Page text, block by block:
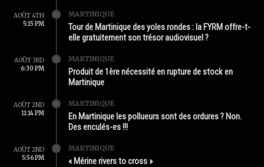
AOÛT 4TH
5:15 PM
MARTINIQUE
Tour de Martinique des yoles rondes : la FYRM offre-t-
elle gratuitement son trésor audiovisuel ?
AOÛT 3RD
6:30 PM
MARTINIQUE
Produit de 1ère nécessité en rupture de stock en
Martinique
AOÛT 2ND
11:14 PM
MARTINIQUE
En Martinique les pollueurs sont des ordures ? Non.
Des enculés-es !!!
AOÛT 2ND
5:56 PM
MARTINIQUE
« Mérine rivers to cross »